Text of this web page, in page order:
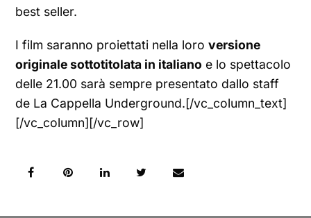
best seller.
I film saranno proiettati nella loroversione
originale sottotitolata in italiano e lo spettacolo
delle 21.00 sarà sempre presentato dallo staff
de La Cappella Underground.[/vc_column_text]
[/vc_column][/vc_row]